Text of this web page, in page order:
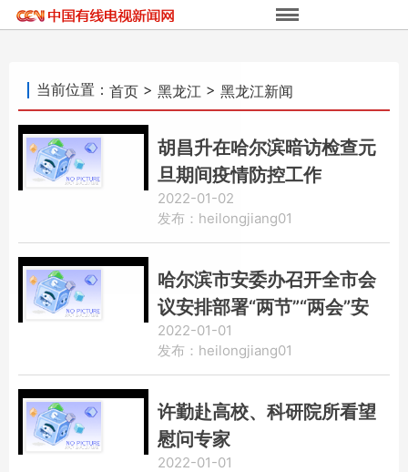
当前位置： 首页 > 黑龙江 > 黑龙江新闻
胡昌升在哈尔滨暗访检查元
旦期间疫情防控工作
2022-01-02
发布：heilongjiang01
哈尔滨市安委办召开全市会
议安排部署“两节”“两会”安
全生产重点工作
2022-01-01
发布：heilongjiang01
许勤赴高校、科研院所看望
慰问专家
2022-01-01